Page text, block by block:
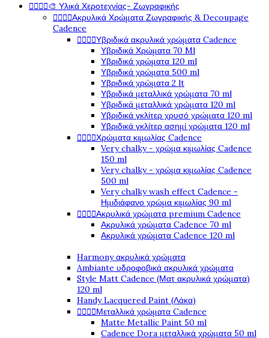
🎨 Υλικά Χεροτεχνίας- Ζωγραφικής
Ακρυλικά Χρώματα Ζωγραφικής & Decoupage
Cadence
Υβριδικά ακρυλικά χρώματα Cadence
Υβριδικά Χρώματα 70 Ml
Υβριδικά χρώματα 120 ml
Υβριδικά χρώματα 500 ml
Υβριδικά χρώματα 2 lt
Υβριδικά μεταλλικά χρώματα 70 ml
Υβριδικά μεταλλικά χρώματα 120 ml
Υβριδικά γκλίτερ χρυσό χρώματα 120 ml
Υβριδικά γκλίτερ ασημί χρώματα 120 ml
Χρώματα κιμωλίας Cadence
Very chalky - χρώμα κιμωλίας Cadence
150 ml
Very chalky - χρώμα κιμωλίας Cadence
500 ml
Very chalky wash effect Cadence -
Ημιδιάφανο χρώμα κιμωλίας 90 ml
Ακρυλικά χρώματα premium Cadence
Ακρυλικά χρώματα Cadence 70 ml
Ακρυλικά χρώματα Cadence 120 ml
Harmony ακρυλικά χρώματα
Ambiante υδροφοβικά ακρυλικά χρώματα
Style Matt Cadence (Ματ ακρυλικά χρώματα)
120 ml
Handy Lacquered Paint (Λάκα)
Μεταλλικά χρώματα Cadence
Matte Metallic Paint 50 ml
Cadence Dora μεταλλικά χρώματα 50 ml